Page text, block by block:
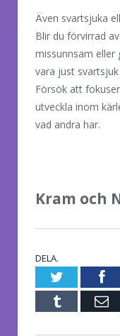
Även svartsjuka
Blir du förvirrad
missunnsam eller
vara just
Försök att
utveckla inom
vad andra har.
Kram och
DELA.
Twitter
Tumblr E-